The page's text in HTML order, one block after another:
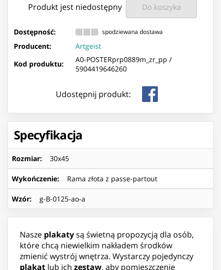
Produkt jest niedostępny Do koszyka
Dostępność: spodziewana dostawa
Producent:
Artgeist
Kod produktu:
A0-POSTERprp0889m_zr_pp /
5904419646260
Udostępnij produkt:
Specyfikacja
Rozmiar: 30x45
Wykończenie: Rama złota z passe-partout
Wzór: g-B-0125-ao-a
Nasze plakatysą świetną propozycją dla osób,
które chcą niewielkim nakładem środków
zmienić wystrój wnętrza. Wystarczy pojedynczy
plakat lub ich zestaw, aby pomieszczenie